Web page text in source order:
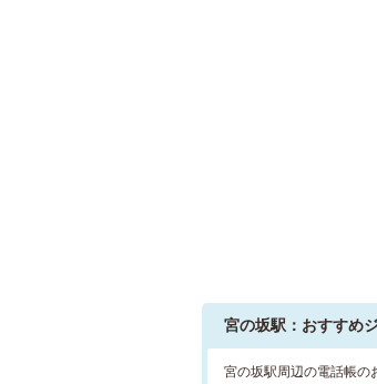
宮の坂駅：おすすめ
宮の坂駅周辺の電話帳の